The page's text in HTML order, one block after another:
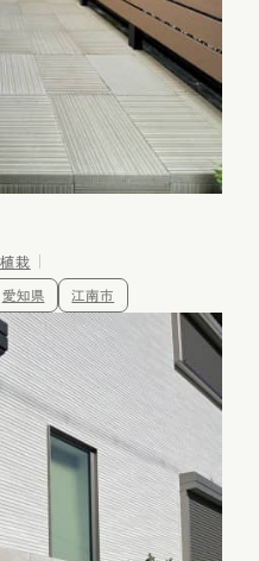
植栽
愛知県 江南市